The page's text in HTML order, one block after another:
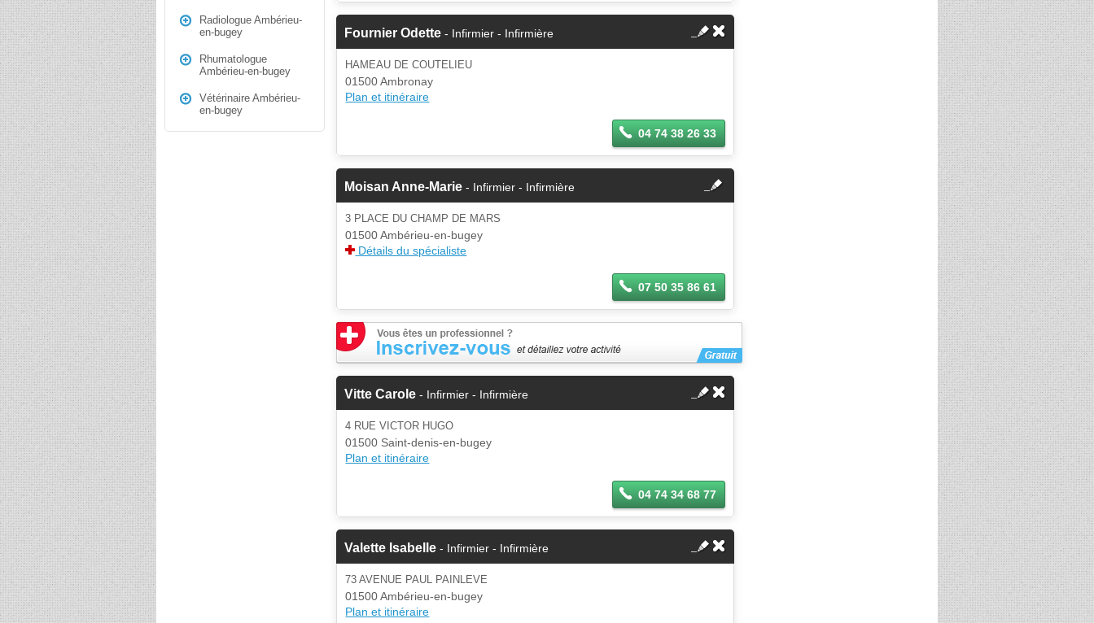
Radiologue Ambérieu-
en-bugey
Rhumatologue
Ambérieu-en-bugey
Vétérinaire Ambérieu-
en-bugey
Fournier Odette - Infirmier - Infirmière
HAMEAU DE COUTELIEU
01500 Ambronay
Plan et itinéraire
04 74 38 26 33
Moisan Anne-Marie - Infirmier - Infirmière fermer
Cette fiche est la propriété
d'un membre.
Si vous êtes ce membre, mettez à
jour ces informations sur votre
3 PLACE DU CHAMP DE MARS
01500 Ambérieu-en-bugey
Détails du spécialiste
07 50 35 86 61
Vitte Carole - Infirmier - Infirmière
4 RUE VICTOR HUGO
01500 Saint-denis-en-bugey
Plan et itinéraire
04 74 34 68 77
Valette Isabelle - Infirmier - Infirmière
73 AVENUE PAUL PAINLEVE
01500 Ambérieu-en-bugey
Plan et itinéraire